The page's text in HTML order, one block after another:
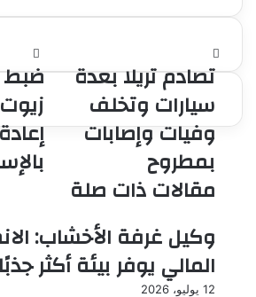
تريلا
سيارات
وتخلف
وفيات
وإصابات
بمطروح
تصادم تريلا بعدة
سيارات وتخلف
وفيات وإصابات
بمطروح
50
طن
زيوت
طعام
إعادة
مقالات ذات صلة
وكيل غرفة الأخشاب:
المالي يوفر بيئة أكثر
12 يوليو، 2026